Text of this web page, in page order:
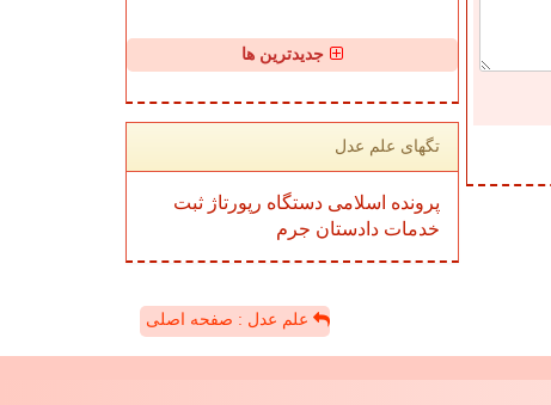
جدیدترین ها
تگهای علم عدل
پرونده اسلامی دستگاه رپورتاژ ثبت
خدمات دادستان جرم
علم عدل : صفحه اصلی